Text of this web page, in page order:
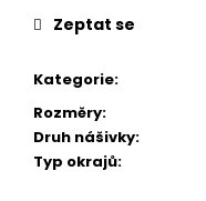
Kategorie:
Rozměry:
Druh nášivky:
Typ okrajů:
Zeptat se
č
u
e
m